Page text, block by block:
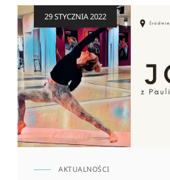
Posted
on
29 STYCZNIA 2022
CAT
AKTUALNOŚCI